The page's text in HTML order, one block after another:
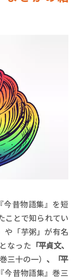
今昔物語集』を短
ことで知られてい
や「芋粥」が有名
なった 「平貞文、
三十の一） 、「平
今昔物語集』巻三